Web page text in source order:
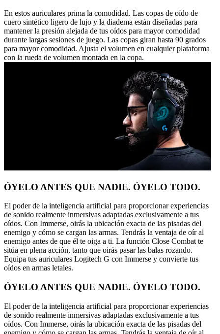
En estos auriculares prima la comodidad. Las copas de oído de
cuero sintético ligero de lujo y la diadema están diseñadas para
mantener la presión alejada de tus oídos para mayor comodidad
durante largas sesiones de juego. Las copas giran hasta 90 grados
para mayor comodidad. Ajusta el volumen en cualquier plataforma
con la rueda de volumen montada en la copa.
ÓYELO ANTES QUE NADIE. ÓYELO TODO.
El poder de la inteligencia artificial para proporcionar experiencias
de sonido realmente inmersivas adaptadas exclusivamente a tus
oídos. Con Immerse, oirás la ubicación exacta de las pisadas del
enemigo y cómo se cargan las armas. Tendrás la ventaja de oír al
enemigo antes de que él te oiga a ti. La función Close Combat te
sitúa en plena acción, tanto que oirás pasar las balas rozando.
Equipa tus auriculares Logitech G con Immerse y convierte tus
oídos en armas letales.
ÓYELO ANTES QUE NADIE. ÓYELO TODO.
El poder de la inteligencia artificial para proporcionar experiencias
de sonido realmente inmersivas adaptadas exclusivamente a tus
oídos. Con Immerse, oirás la ubicación exacta de las pisadas del